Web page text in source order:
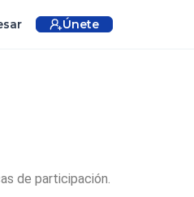
Únete
de participación.